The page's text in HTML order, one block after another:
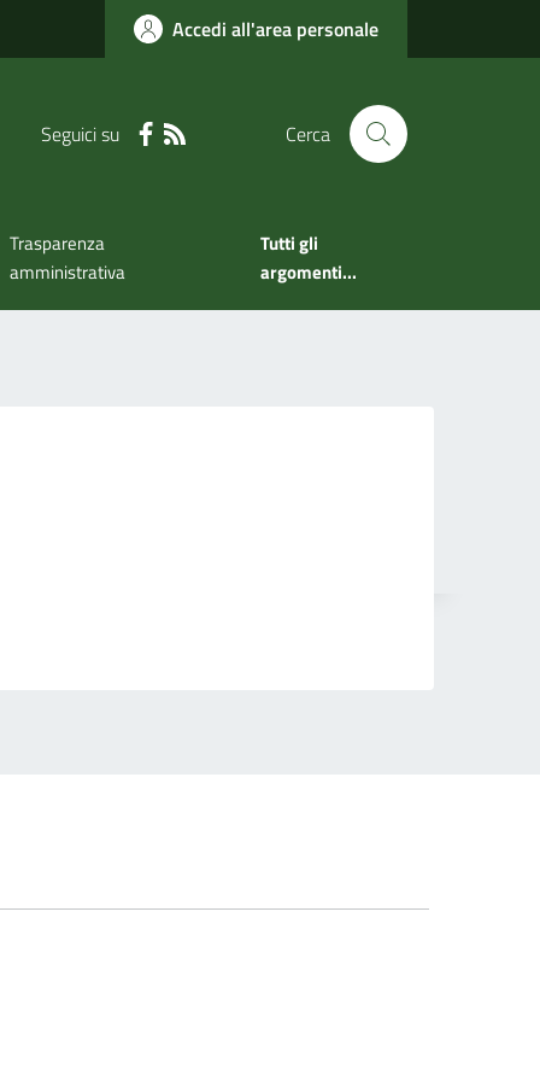
Accedi all'area personale
Seguici su Cerca
Trasparenza
amministrativa
Tutti gli
argomenti...